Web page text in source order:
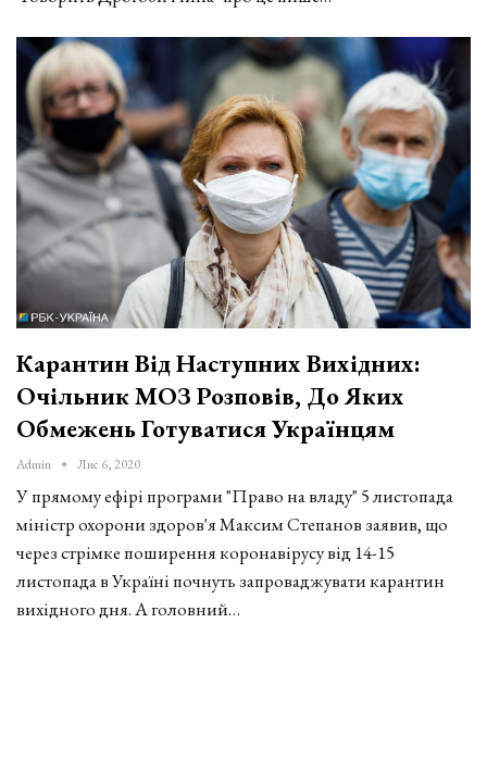
Карантин Від Наступних Вихідних:
Очільник МОЗ Розповів, До Яких
Обмежень Готуватися Українцям
Admin Лис 6, 2020
У прямому ефірі програми "Право на владу" 5 листопада
міністр охорони здоров'я Максим Степанов заявив, що
через стрімке поширення коронавірусу від 14-15
листопада в Україні почнуть запроваджувати карантин
вихідного дня. А головний…